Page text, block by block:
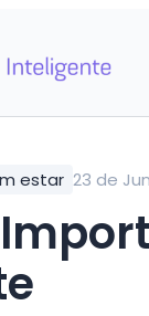
estar 23 de